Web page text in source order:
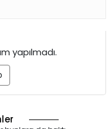
yapılmadı.